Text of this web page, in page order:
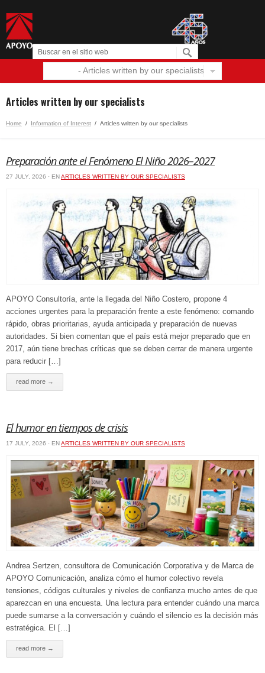
English
- Articles written by our specialists
Articles written by our specialists
Home / Information of Interest / Articles written by our specialists
Preparación ante el Fenómeno El Niño 2026–2027
27 JULY, 2026 · ENARTICLES WRITTEN BY OUR SPECIALISTS
APOYO Consultoría, ante la llegada del Niño Costero, propone 4
acciones urgentes para la preparación frente a este fenómeno: comando
rápido, obras prioritarias, ayuda anticipada y preparación de nuevas
autoridades. Si bien comentan que el país está mejor preparado que en
2017, aún tiene brechas críticas que se deben cerrar de manera urgente
para reducir […]
read more →
El humor en tiempos de crisis
17 JULY, 2026 · ENARTICLES WRITTEN BY OUR SPECIALISTS
Andrea Sertzen, consultora de Comunicación Corporativa y de Marca de
APOYO Comunicación, analiza cómo el humor colectivo revela
tensiones, códigos culturales y niveles de confianza mucho antes de que
aparezcan en una encuesta. Una lectura para entender cuándo una marca
puede sumarse a la conversación y cuándo el silencio es la decisión más
estratégica. El […]
read more →